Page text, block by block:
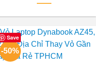
Save
-50%